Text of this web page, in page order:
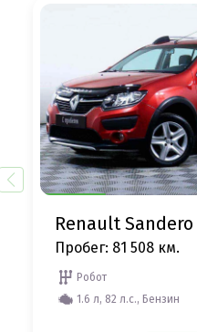
Renault Sandero
Пробег: 81 508 км.
Робот
1.6 л, 82 л.с., Бензин